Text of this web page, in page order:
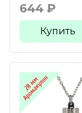
644 ₽
Купить